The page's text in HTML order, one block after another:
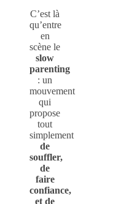
C’est là
qu’entre
en
scène le
slow
parenting
: un
mouvement
qui
propose
tout
simplement
de
souffler,
de
faire
confiance,
et de